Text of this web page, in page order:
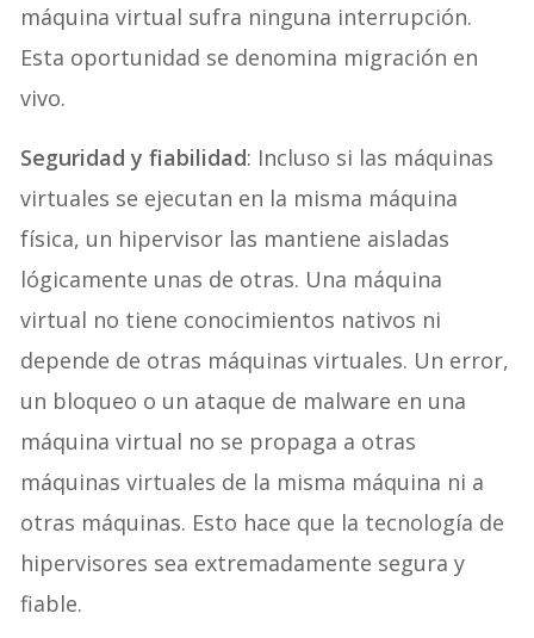
máquina virtual sufra ninguna interrupción.
Esta oportunidad se denomina migración en
vivo.
Seguridad y fiabilidad: Incluso si las máquinas
virtuales se ejecutan en la misma máquina
física, un hipervisor las mantiene aisladas
lógicamente unas de otras. Una máquina
virtual no tiene conocimientos nativos ni
depende de otras máquinas virtuales. Un error,
un bloqueo o un ataque de malware en una
máquina virtual no se propaga a otras
máquinas virtuales de la misma máquina ni a
otras máquinas. Esto hace que la tecnología de
hipervisores sea extremadamente segura y
fiable.